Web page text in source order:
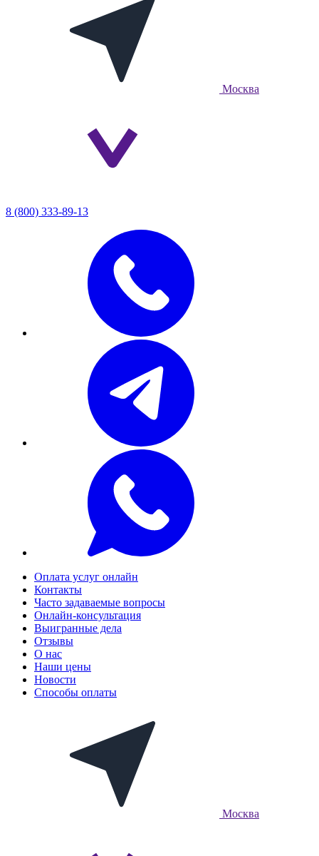
Москва
8 (800) 333-89-13
Оплата услуг онлайн
Контакты
Часто задаваемые вопросы
Онлайн-консультация
Выигранные дела
Отзывы
О нас
Наши цены
Новости
Способы оплаты
Москва